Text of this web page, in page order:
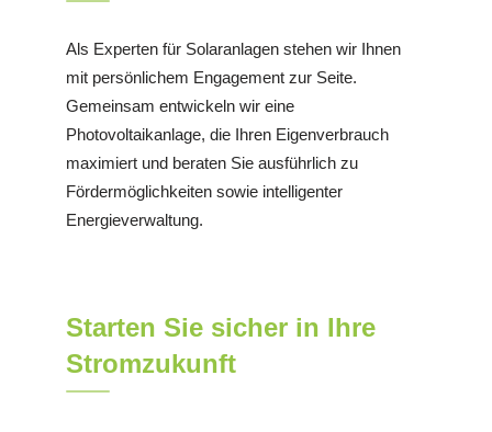
Als Experten für Solaranlagen stehen wir Ihnen
mit persönlichem Engagement zur Seite.
Gemeinsam entwickeln wir eine
Photovoltaikanlage, die Ihren Eigenverbrauch
maximiert und beraten Sie ausführlich zu
Fördermöglichkeiten sowie intelligenter
Energieverwaltung.
Starten Sie sicher in Ihre
Stromzukunft